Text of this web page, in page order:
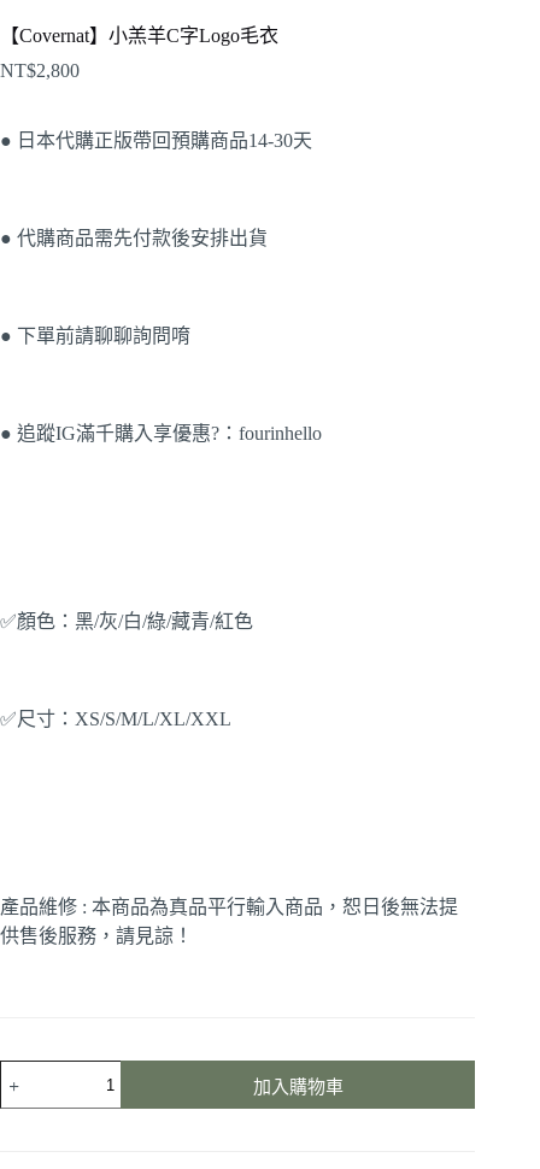
【Covernat】小羔羊C字Logo毛衣
NT$2,800
● 日本代購正版帶回預購商品14-30天
● 代購商品需先付款後安排出貨
● 下單前請聊聊詢問唷
● 追蹤IG滿千購入享優惠?：fourinhello
✅顏色：黑/灰/白/綠/藏青/紅色
✅尺寸：XS/S/M/L/XL/XXL
產品維修 : 本商品為真品平行輸入商品，恕日後無法提
供售後服務，請見諒！
加入購物車